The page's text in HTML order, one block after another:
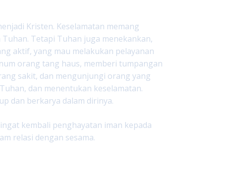
Kristen. Keselamatan memang
Tetapi Tuhan juga menekankan,
aktif, yang mau melakukan pelayanan
orang tang haus, memberi tumpangan
sakit, dan mengunjungi orang yang
dan menentukan keselamatan.
dan berkarya dalam dirinya.
kembali penghayatan iman kepada
relasi dengan sesama.